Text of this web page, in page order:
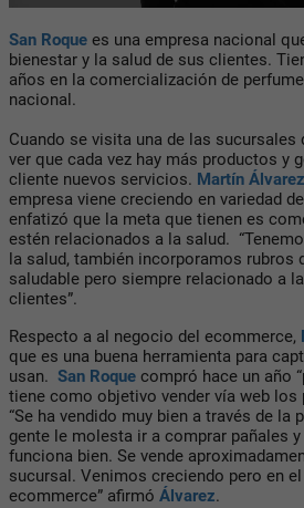
San Roque es una empresa nacional
bienestar y la salud de sus clientes.
años en la comercialización de
nacional.
Cuando se visita una de las sucursales
ver que cada vez hay más productos y
cliente nuevos servicios. Martín Álvarez
empresa viene creciendo en variedad
enfatizó que la meta que tienen es
estén relacionados a la salud.
la salud, también incorporamos rubros
saludable pero siempre relacionado a
clientes”.
Respecto a al negocio del ecommerce,
que es una buena herramienta para
usan. San Roque compró hace un año
tiene como objetivo vender vía web los
“Se ha vendido muy bien a través de la
gente le molesta ir a comprar pañales
funciona bien. Se vende
sucursal. Venimos creciendo pero en
ecommerce” afirmó Álvarez.